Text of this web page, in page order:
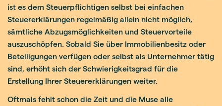
ist es dem Steuerpflichtigen selbst bei einfachen
Steuererklärungen regelmäßig allein nicht möglich,
sämtliche Abzugsmöglichkeiten und Steuervorteile
auszuschöpfen. Sobald Sie über Immobilienbesitz oder
Beteiligungen verfügen oder selbst als Unternehmer tätig
sind, erhöht sich der Schwierigkeitsgrad für die
Erstellung Ihrer Steuererklärungen weiter.
Oftmals fehlt schon die Zeit und die Muse alle